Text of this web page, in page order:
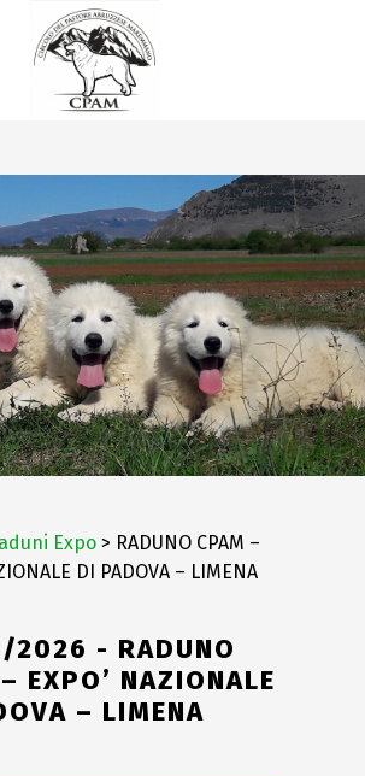
Expo > RADUNO CPAM –
DI PADOVA – LIMENA
- RADUNO
EXPO’ NAZIONALE
– LIMENA